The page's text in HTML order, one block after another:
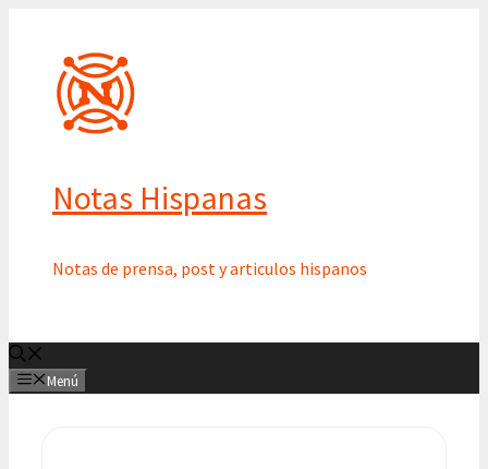
contenido
Notas Hispanas
Notas de prensa, post y articulos hispanos
Menú